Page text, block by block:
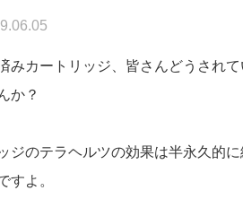
みカートリッジ、皆さんどうされて
か？
ジのテラヘルツの効果は半永久的に
すよ。